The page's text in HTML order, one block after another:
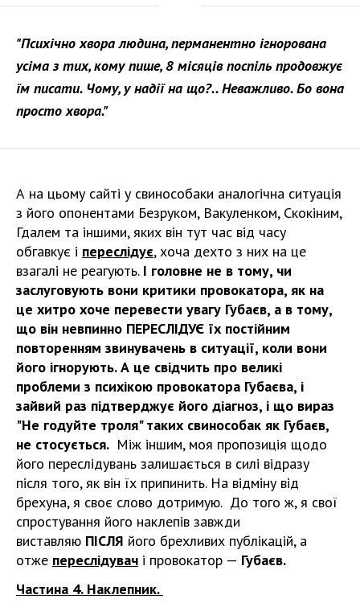
"Психічно хвора людина, перманентно ігнорована
усіма з тих, кому пише, 8 місяців поспіль продовжує
їм писати. Чому, у надії на що?.. Неважливо. Бо вона
просто хвора."
А на цьому сайті у свинособаки аналогічна ситуація
з його опонентами Безруком, Вакуленком, Скокіним,
Гдалем та іншими, яких він тут час від часу
обгавкує і переслідує, хоча дехто з них на це
взагалі не реагують. І головне не в тому, чи
заслуговують вони критики провокатора, як на
це хитро хоче перевести увагу Губаєв, а в тому,
що він невпинно ПЕРЕСЛІДУЄ їх постійним
повторенням звинувачень в ситуації, коли вони
його ігнорують. А це свідчить про великі
проблеми з психікою провокатора Губаєва, і
зайвий раз підтверджує його діагноз, і що вираз
"Не годуйте троля" таких свинособак як Губаєв,
не стосується. Між іншим, моя пропозиція щодо
його переслідувань залишається в силі відразу
після того, як він їх припинить. На відміну від
брехуна, я своє слово дотримую. До того ж, я свої
спростування його наклепів завжди
виставляю ПІСЛЯ його брехливих публікацій, а
отже переслідувач і провокатор — Губаєв.
Частина 4. Наклепник.